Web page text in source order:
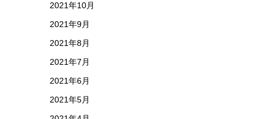
2021年10月
2021年9月
2021年8月
2021年7月
2021年6月
2021年5月